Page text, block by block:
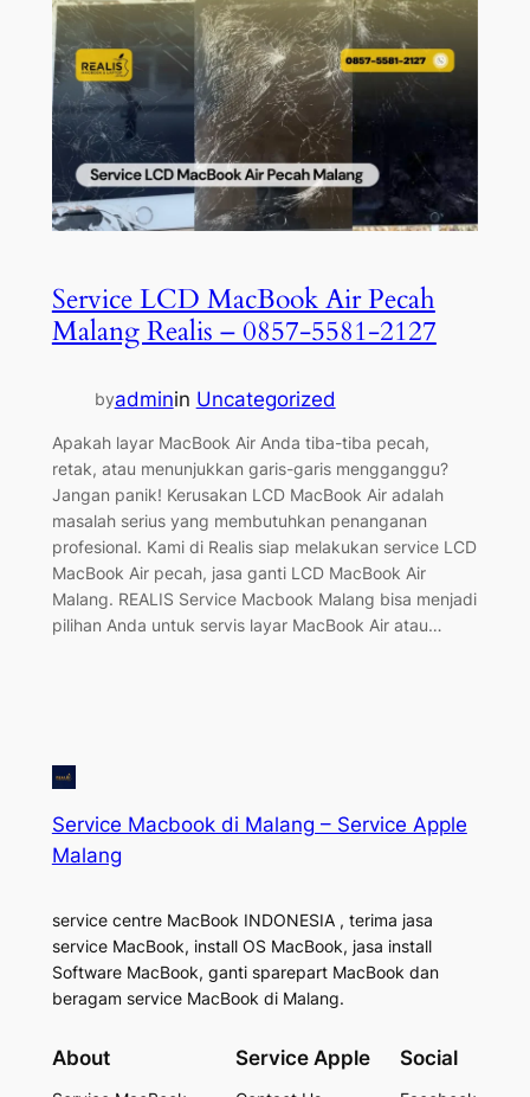
Service LCD MacBook Air Pecah
Malang Realis – 0857-5581-2127
byadminin Uncategorized
Apakah layar MacBook Air Anda tiba-tiba pecah,
retak, atau menunjukkan garis-garis mengganggu?
Jangan panik! Kerusakan LCD MacBook Air adalah
masalah serius yang membutuhkan penanganan
profesional. Kami di Realis siap melakukan service LCD
MacBook Air pecah, jasa ganti LCD MacBook Air
Malang. REALIS Service Macbook Malang bisa menjadi
pilihan Anda untuk servis layar MacBook Air atau…
Service Macbook di Malang – Service Apple
Malang
service centre MacBook INDONESIA , terima jasa
service MacBook, install OS MacBook, jasa install
Software MacBook, ganti sparepart MacBook dan
beragam service MacBook di Malang.
About Service Apple Social